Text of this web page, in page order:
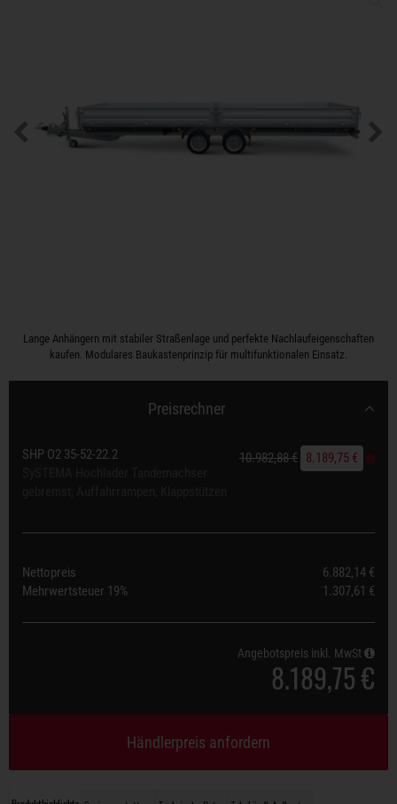
Lange Anhängern mit stabiler Straßenlage und perfekte Nachlaufeigenschaften
kaufen. Modulares Baukastenprinzip für multifunktionalen Einsatz.
Preisrechner
SHP O2 35-52-22.2 10.982,88 € 8.189,75 €
Nettopreis
6.882,14 €
Mehrwertsteuer 19% 1.307,61 €
Angebotspreis inkl. MwSt
8.189,75 €
Händlerpreis anfordern